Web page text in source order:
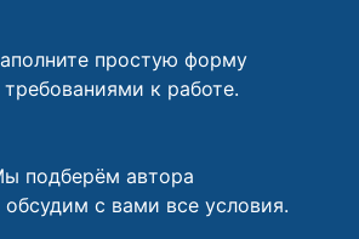
простую форму
требованиями к работе.
подберём автора
обсудим с вами все условия.